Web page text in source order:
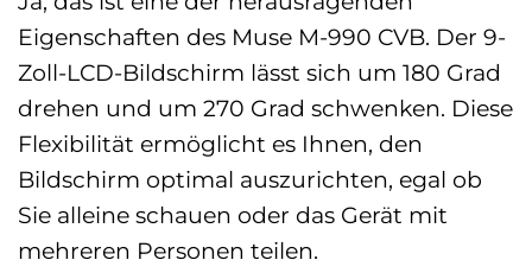
Eigenschaften des Muse M-990 CVB. Der 9-
Zoll-LCD-Bildschirm lässt sich um 180 Grad
drehen und um 270 Grad schwenken. Diese
Flexibilität ermöglicht es Ihnen, den
Bildschirm optimal auszurichten, egal ob
Sie alleine schauen oder das Gerät mit
mehreren Personen teilen.